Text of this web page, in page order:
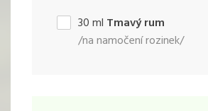
30ml Tmavý rum
/na namočení rozinek/